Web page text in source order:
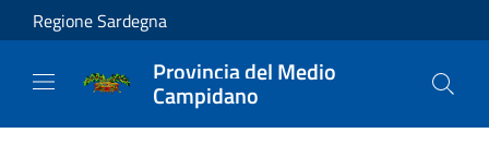
Salta al contenuto principale
Regione Sardegna
Provincia del Medio
Campidano